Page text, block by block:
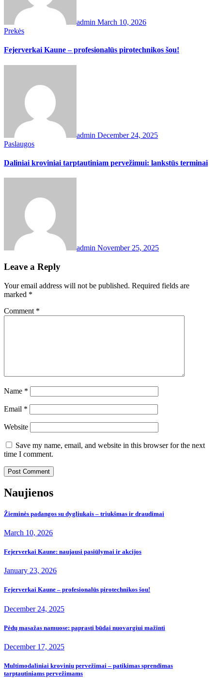
admin March 10, 2026
Prekės
Fejerverkai Kaune – profesionalūs pirotechnikos šou!
admin December 24, 2025
Paslaugos
Daliniai kroviniai tarptautiniam pervežimui: lankstūs terminai
admin November 25, 2025
Leave a Reply
Your email address will not be published. Required fields are
marked *
Comment *
Name *
Email *
Website
Save my name, email, and website in this browser for the next
time I comment.
Naujienos
Žieminės padangos su dygliukais – triukšmas ir draudimai
March 10, 2026
Fejerverkai Kaune: naujausi pasiūlymai ir akcijos
January 23, 2026
Fejerverkai Kaune – profesionalūs pirotechnikos šou!
December 24, 2025
Pėdų masažas namuose: paprasti būdai nuovargiui mažinti
December 17, 2025
Multimodaliniai krovinių pervežimai – patikimas sprendimas
tarptautiniams pervežimams